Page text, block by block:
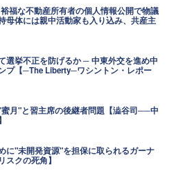
福な不動産所有者の個人情報公開で物議
母体には親中活動家も入り込み、共産主
選挙不正を防げるか ─ 中東外交を進め中
プ【─The Liberty─ワシントン・レポー
月"と習主席の後継者問題【澁谷司──中
に"未開発資源"を担保に取られるガーナ
スクの死角】